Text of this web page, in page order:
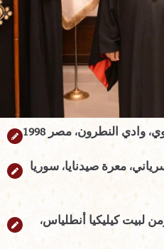
وادي النطرون، مصر 1998
معرة صيدنايا، سوريا
لبيت كيليكيا أنطلياس،